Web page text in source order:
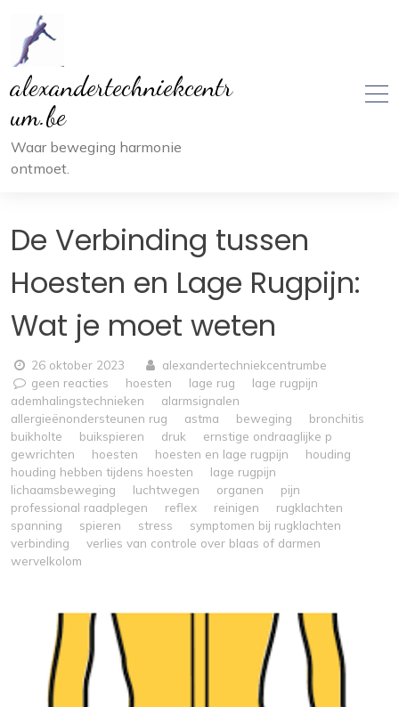
inhoud
alexandertechniekcentr
um.be
Waar beweging harmonie
ontmoet.
De Verbinding tussen
Hoesten en Lage Rugpijn:
Wat je moet weten
26 oktober 2023
alexandertechniekcentrumbe
geen reacties
hoesten lage rug
lage rugpijn
ademhalingstechnieken
alarmsignalen
allergieënondersteunen rug
astma beweging
bronchitis
buikholte
buikspieren druk
ernstige ondraaglijke p
gewrichten
hoesten hoesten en lage rugpijn
houding
houding hebben tijdens hoesten
lage rugpijn
lichaamsbeweging
luchtwegen organen
pijn
professional raadplegen
reflex reinigen
rugklachten
spanning
spieren stress
symptomen bij rugklachten
verbinding
verlies van controle over blaas of darmen
wervelkolom